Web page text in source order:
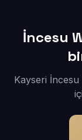
İncesu
Kayseri